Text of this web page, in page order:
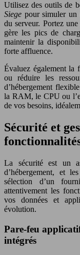
Utilisez des outils de
Siege pour simuler un
du serveur. Portez
gère les pics de
maintenir la
forte affluence.
Évaluez également la
ou réduire les
d’hébergement
la RAM, le CPU ou
de vos besoins,
Sécurité et
La sécurité est un
d’hébergement, et
sélection d’un
attentivement les
vos données et
évolution.
Pare-feu
intégrés